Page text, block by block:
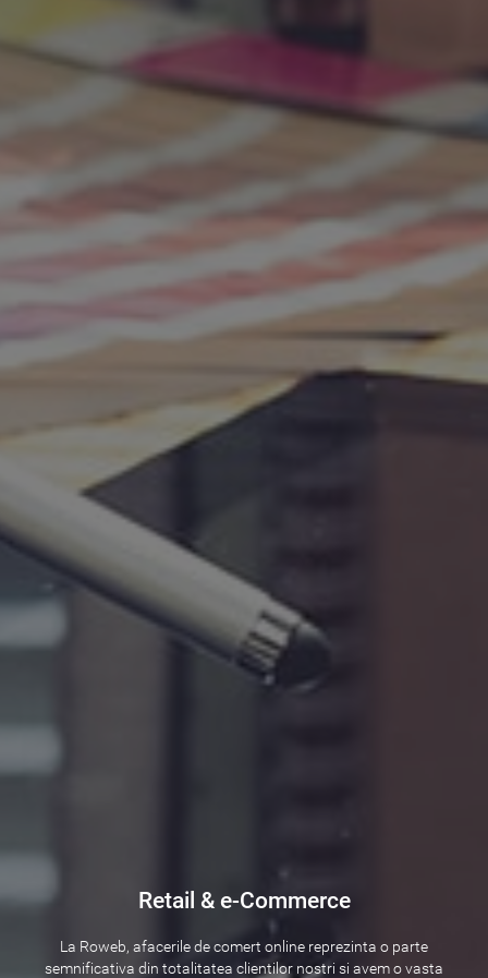
Retail & e-Commerce
La Roweb, afacerile de comert online reprezinta o parte
semnificativa din totalitatea clientilor nostri si avem o vasta